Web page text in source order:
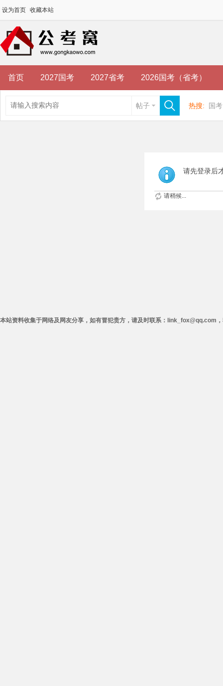
设为首页 收藏本站
首页 2027国考 2027省考 2026国考（省考）
帖子 热搜: 国考
请先登录后
请稍候...
本站资料收集于网络及网友分享，如有冒犯贵方，请及时联系：link_fox@qq.com